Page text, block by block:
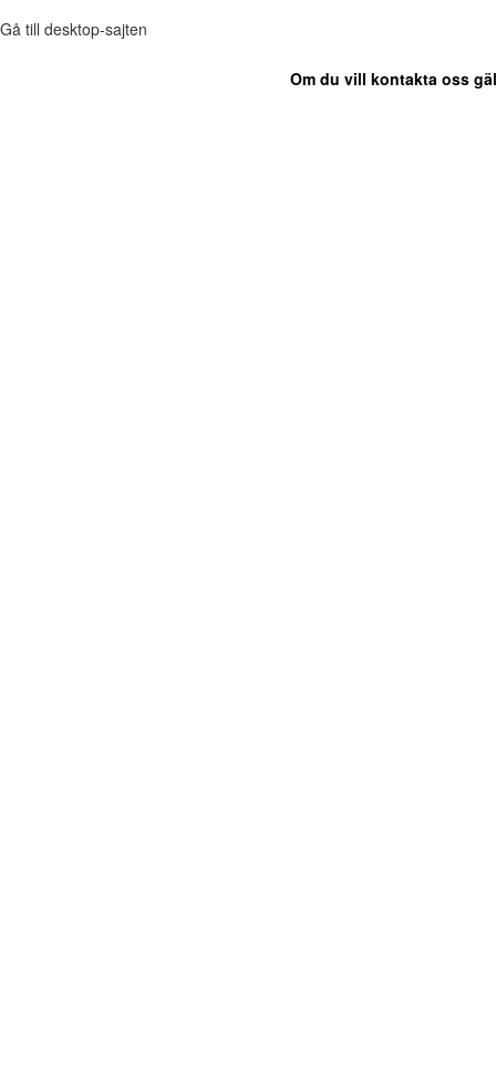
Gå till desktop-sajten
Om du vill kontakta oss